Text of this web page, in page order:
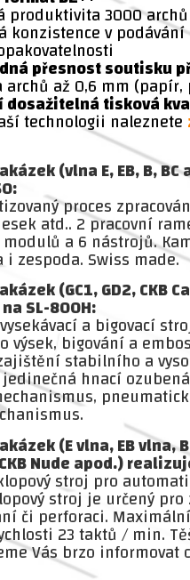
produktivita 3000
konzistence v
přesnost soutisku
až 0,6 mm (papír,
dosažitelná tisková
technologii naleznete
(vlnaE, EB, B,
proces
atd.. 2 pracovní
a 6 nástrojů.
i zespoda. Swiss made.
(GC1, GD2, CKB
SL-800H:
a bigovací
výsek, bigování a
stabilního a
hnací
(E vlna, EB vlna,
Nude apod.)
stroj pro
stroj je určený
či perforaci.
23 taktů / min.
Vás brzo informovat